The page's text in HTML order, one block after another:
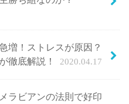
増！ストレスが原因？
徹底解説！
2020.04.17
ラビアンの法則で好印